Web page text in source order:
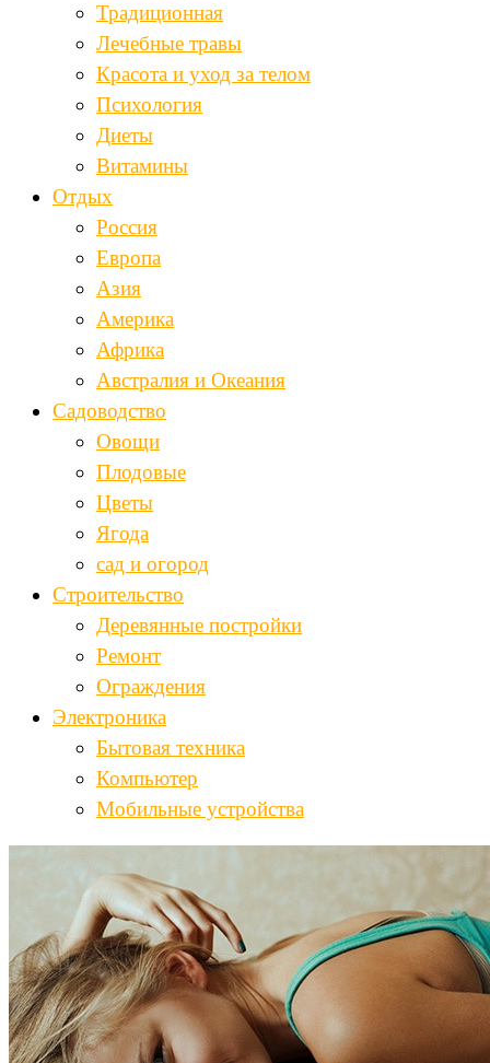
Традиционная
Лечебные травы
Красота и уход за телом
Психология
Диеты
Витамины
Отдых
Россия
Европа
Азия
Америка
Африка
Австралия и Океания
Садоводство
Овощи
Плодовые
Цветы
Ягода
сад и огород
Строительство
Деревянные постройки
Ремонт
Ограждения
Электроника
Бытовая техника
Компьютер
Мобильные устройства